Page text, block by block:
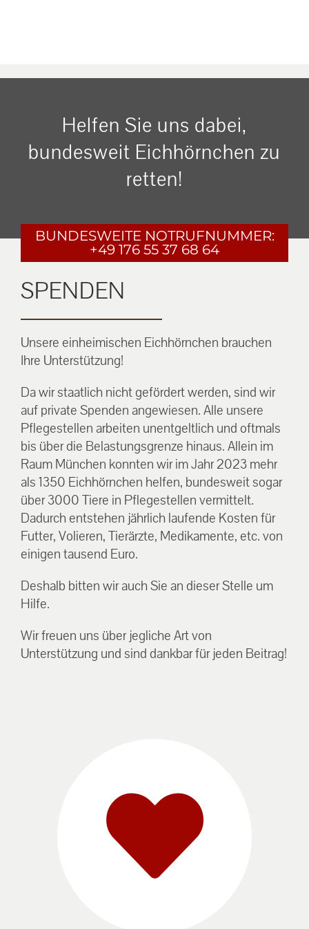
Helfen Sie uns dabei,
bundesweit Eichhörnchen zu
retten!
BUNDESWEITE NOTRUFNUMMER:
+49 176 55 37 68 64
SPENDEN
Unsere einheimischen Eichhörnchen brauchen
Ihre Unterstützung!
Da wir staatlich nicht gefördert werden, sind wir
auf private Spenden angewiesen. Alle unsere
Pflegestellen arbeiten unentgeltlich und oftmals
bis über die Belastungsgrenze hinaus. Allein im
Raum München konnten wir im Jahr 2023 mehr
als 1350 Eichhörnchen helfen, bundesweit sogar
über 3000 Tiere in Pflegestellen vermittelt.
Dadurch entstehen jährlich laufende Kosten für
Futter, Volieren, Tierärzte, Medikamente, etc. von
einigen tausend Euro.
Deshalb bitten wir auch Sie an dieser Stelle um
Hilfe.
Wir freuen uns über jegliche Art von
Unterstützung und sind dankbar für jeden Beitrag!